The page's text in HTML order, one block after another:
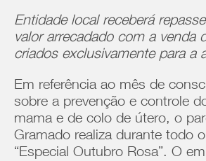
Entidade local receberá
valor arrecadado com a venda
criados exclusivamente para a
Em referência ao mês de
sobre a prevenção e controle
mama e de colo de útero, o
Gramado realiza durante todo
“Especial Outubro Rosa”. O